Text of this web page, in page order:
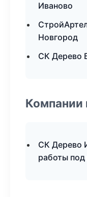
Иваново
Новгород
СК Дерево
Компании
СК Дерево
работы